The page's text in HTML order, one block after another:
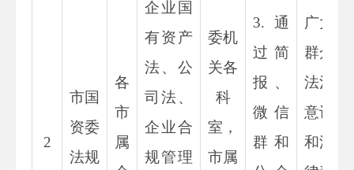
3. 通
过简
报、
微信
群和
广大
群众
法治
意识
和法
2
市国
资委
法规
各
市
属
企业国
有资产
法、公
司法、
企业合
规管理
委机
关各
科
室，
市属